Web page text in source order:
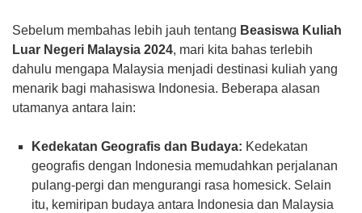
Sebelum membahas lebih jauh tentang Beasiswa Kuliah
Luar Negeri Malaysia 2024, mari kita bahas terlebih
dahulu mengapa Malaysia menjadi destinasi kuliah yang
menarik bagi mahasiswa Indonesia. Beberapa alasan
utamanya antara lain:
Kedekatan Geografis dan Budaya: Kedekatan
geografis dengan Indonesia memudahkan perjalanan
pulang-pergi dan mengurangi rasa homesick. Selain
itu, kemiripan budaya antara Indonesia dan Malaysia